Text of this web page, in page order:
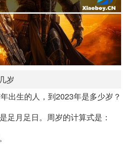
岁
出生的人，到2023年是多少岁？
足月足日。周岁的计算式是：